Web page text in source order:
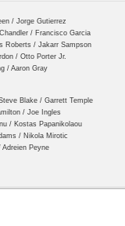
/ Jorge Gutierrez
/ Francisco Garcia
Roberts / Jakarr Sampson
/ Otto Porter Jr.
/ Aaron Gray
Blake / Garrett Temple
/ Joe Ingles
/ Kostas Papanikolaou
/ Nikola Mirotic
Peyne